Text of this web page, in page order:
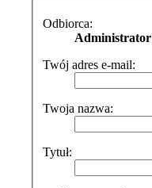
Odbiorca:
Administrator
Twój adres e-mail:
Twoja nazwa:
Tytuł: